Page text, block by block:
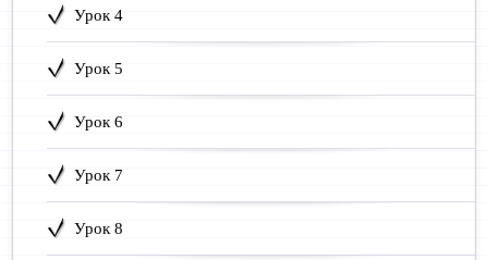
Урок 4
Урок 5
Урок 6
Урок 7
Урок 8